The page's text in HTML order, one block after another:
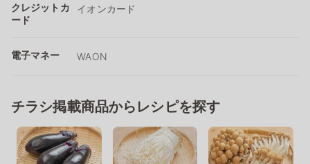
クレジットカ
ード
イオンカード
電子マネー WAON
チラシ掲載商品からレシピを探す